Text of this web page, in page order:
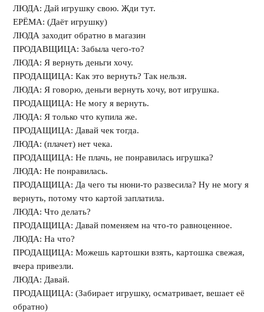
ЛЮДА: Дай игрушку свою. Жди тут.
ЕРЁМА: (Даёт игрушку)
ЛЮДА заходит обратно в магазин
ПРОДАВЩИЦА: Забыла чего-то?
ЛЮДА: Я вернуть деньги хочу.
ПРОДАЩИЦА: Как это вернуть? Так нельзя.
ЛЮДА: Я говорю, деньги вернуть хочу, вот игрушка.
ПРОДАЩИЦА: Не могу я вернуть.
ЛЮДА: Я только что купила же.
ПРОДАЩИЦА: Давай чек тогда.
ЛЮДА: (плачет) нет чека.
ПРОДАЩИЦА: Не плачь, не понравилась игрушка?
ЛЮДА: Не понравилась.
ПРОДАЩИЦА: Да чего ты нюни-то развесила? Ну не могу я
вернуть, потому что картой заплатила.
ЛЮДА: Что делать?
ПРОДАЩИЦА: Давай поменяем на что-то равноценное.
ЛЮДА: На что?
ПРОДАЩИЦА: Можешь картошки взять, картошка свежая,
вчера привезли.
ЛЮДА: Давай.
ПРОДАЩИЦА: (Забирает игрушку, осматривает, вешает её
обратно)